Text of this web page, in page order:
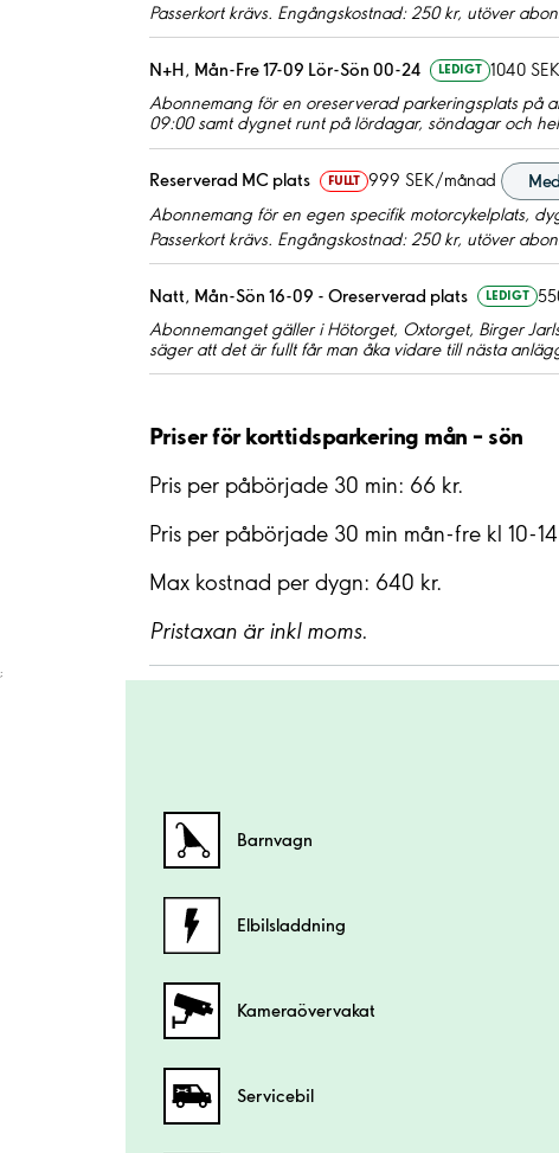
Passerkort krävs. Engångskostnad: 250 kr, utöver
N+H, Mån-Fre 17-09 Lör-Sön 00-24 LEDIGT 1040
Abonnemang för en oreserverad parkeringsplats på
09:00 samt dygnet runt på lördagar, söndagar och
Reserverad MC plats FULLT 999 SEK/månad
Abonnemang för en egen specifik motorcykelplats,
Passerkort krävs. Engångskostnad: 250 kr, utöver
Natt, Mån-Sön 16-09 - Oreserverad plats LEDIGT
Abonnemanget gäller i Hötorget, Oxtorget, Birger
säger att det är fullt får man åka vidare till nästa
Priser för korttidsparkering mån – sön
Pris per påbörjade 30 min: 66 kr.
Pris per påbörjade 30 min mån-fre kl 10-
Max kostnad per dygn: 640 kr.
Pristaxan är inkl moms.
;
Barnvagn
Elbilsladdning
Kamera­övervakat
Servicebil